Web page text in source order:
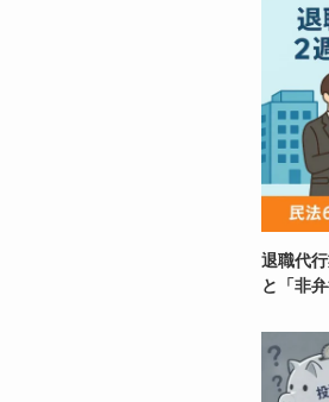
退職代
と「非